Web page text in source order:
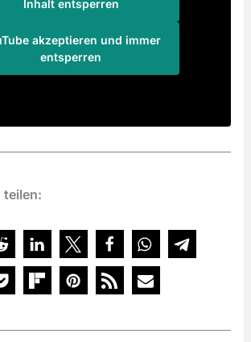
Inhalt entsperren
akzeptieren und immer
entsperren
teilen: